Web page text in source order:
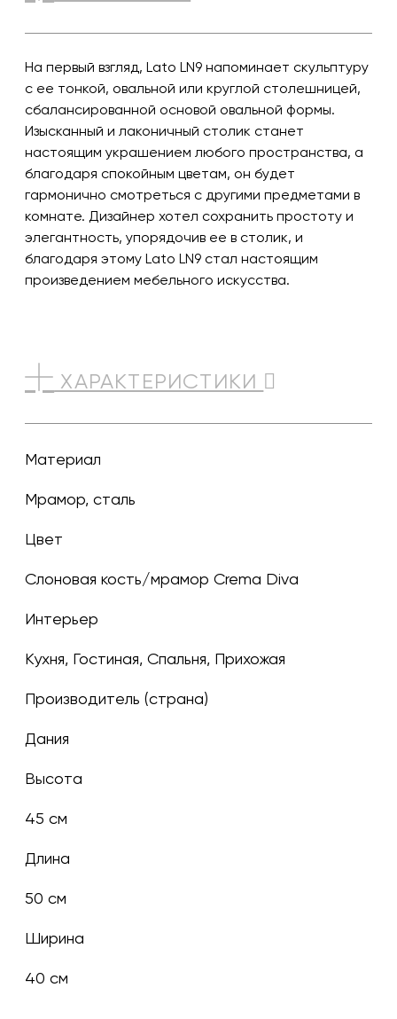
На первый взгляд, Lato LN9 напоминает скульптуру
с ее тонкой, овальной или круглой столешницей,
сбалансированной основой овальной формы.
Изысканный и лаконичный столик станет
настоящим украшением любого пространства, а
благодаря спокойным цветам, он будет
гармонично смотреться с другими предметами в
комнате. Дизайнер хотел сохранить простоту и
элегантность, упорядочив ее в столик, и
благодаря этому Lato LN9 стал настоящим
произведением мебельного искусства.
ХАРАКТЕРИСТИКИ
Материал
Мрамор, сталь
Цвет
слоновая кость/мрамор Crema Diva
Интерьер
Кухня, Гостиная, Спальня, Прихожая
Производитель (страна)
Дания
Высота
45 см
Длина
50 см
Ширина
40 см